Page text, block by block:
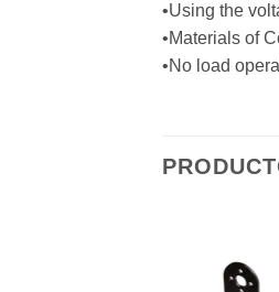
•Using the
•Materials of
•No load